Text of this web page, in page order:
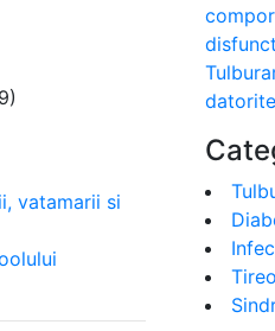
vatamarii si